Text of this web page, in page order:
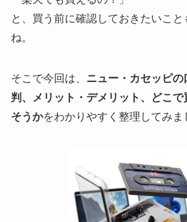
と、買う前に確認しておきたいこと
ね。
そこで今回は、 ニュー・カセッピの
判、メリット・デメリット、どこで
そうかをわかりやすく整理してみま